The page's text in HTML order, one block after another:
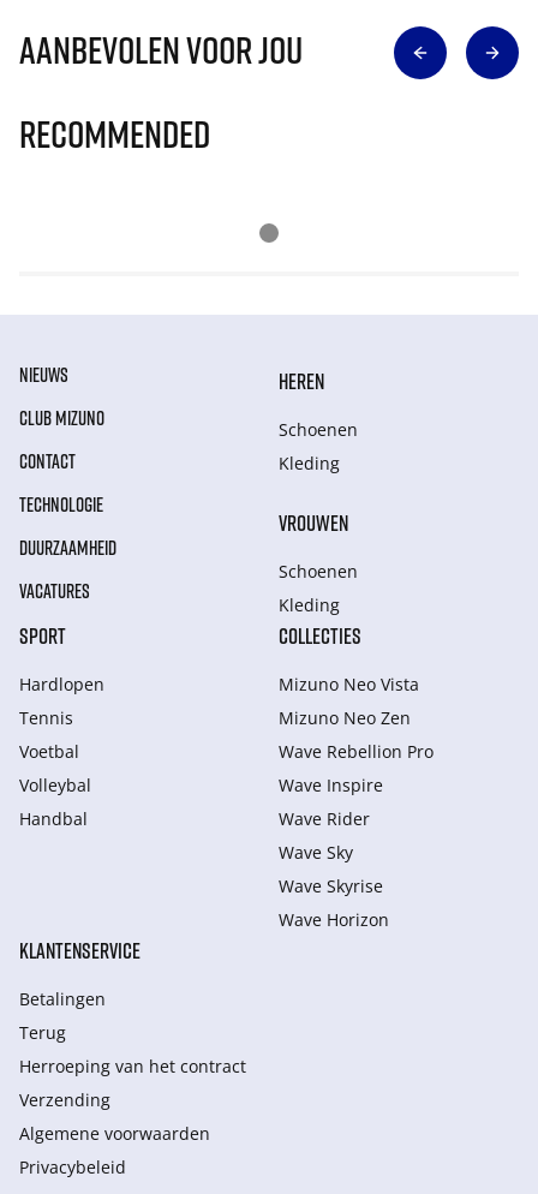
Aanbevolen voor jou
Recommended
NIEUWS
CLUB MIZUNO
CONTACT
TECHNOLOGIE
DUURZAAMHEID
VACATURES
HEREN
Schoenen
Kleding
VROUWEN
Schoenen
Kleding
SPORT
Hardlopen
Tennis
Voetbal
Volleybal
Handbal
COLLECTIES
Mizuno Neo Vista
Mizuno Neo Zen
Wave Rebellion Pro
Wave Inspire
Wave Rider
Wave Sky
Wave Skyrise
Wave Horizon
KLANTENSERVICE
Betalingen
Terug
Herroeping van het contract
Verzending
Algemene voorwaarden
Privacybeleid